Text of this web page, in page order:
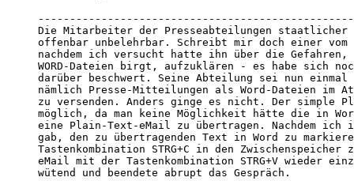
Die Mitarbeiter der Presseabteilungen
offenbar unbelehrbar. Schreibt mir doch einer vom
nachdem ich versucht hatte ihn über die Gefahren,
WORD-Dateien birgt, aufzuklären - es habe sich
darüber beschwert. Seine Abteilung sei nun
nämlich Presse-Mitteilungen als Word-Dateien im
zu versenden. Anders ginge es nicht. Der simple
möglich, da man keine Möglichkeit hätte die in
eine Plain-Text-eMail zu übertragen. Nachdem ich
gab, den zu übertragenden Text in Word zu
Tastenkombination STRG+C in den Zwischenspeicher
eMail mit der Tastenkombination STRG+V wieder
wütend und beendete abrupt das Gespräch.